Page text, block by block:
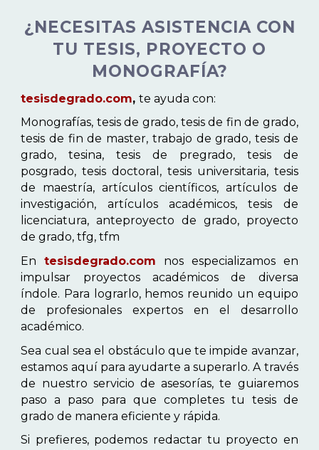
¿NECESITAS ASISTENCIA CON
TU TESIS, PROYECTO O
MONOGRAFÍA?
tesisdegrado.com,te ayuda con:
Monografías, tesis de grado, tesis de fin de grado,
tesis de fin de master, trabajo de grado, tesis de
grado, tesina, tesis de pregrado, tesis de
posgrado, tesis doctoral, tesis universitaria, tesis
de maestría, artículos científicos, artículos de
investigación, artículos académicos, tesis de
licenciatura, anteproyecto de grado, proyecto
de grado, tfg, tfm
Entesisdegrado.com nos especializamos en
impulsar proyectos académicos de diversa
índole. Para lograrlo, hemos reunido un equipo
de profesionales expertos en el desarrollo
académico.
Sea cual sea el obstáculo que te impide avanzar,
estamos aquí para ayudarte a superarlo. A través
de nuestro servicio de asesorías, te guiaremos
paso a paso para que completes tu tesis de
grado de manera eficiente y rápida.
Si prefieres, podemos redactar tu proyecto en